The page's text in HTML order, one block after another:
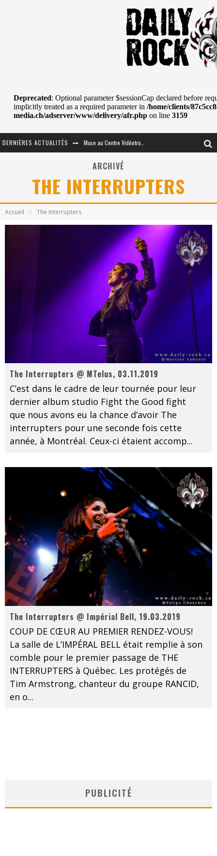
DERNIÈRES ACTUALITÉS
La Tragédie sort de la nouvelle musique
Jeff Martin au Corona de Montréal
Les rêves sont faits pour être réalisés
Énorme succès pour Muse et ses shows au Québec
ARCHIVÉ
THE INTERRUPTERS
Accueil The Interrupters
The Interrupters @ MTelus, 03.11.2019
C’est dans le cadre de leur tournée pour leur
dernier album studio Fight the Good fight
que nous avons eu la chance d’avoir The
interrupters pour une seconde fois cette
année, à Montréal. Ceux-ci étaient accomp...
The Interrupters @ Impérial Bell, 19.03.2019
COUP DE CŒUR AU PREMIER RENDEZ-VOUS!
La salle de L’IMPÉRAL BELL était remplie à son
comble pour le premier passage de THE
INTERRUPTERS à Québec. Les protégés de
Tim Armstrong, chanteur du groupe RANCID,
en o...
PUBLICITÉ